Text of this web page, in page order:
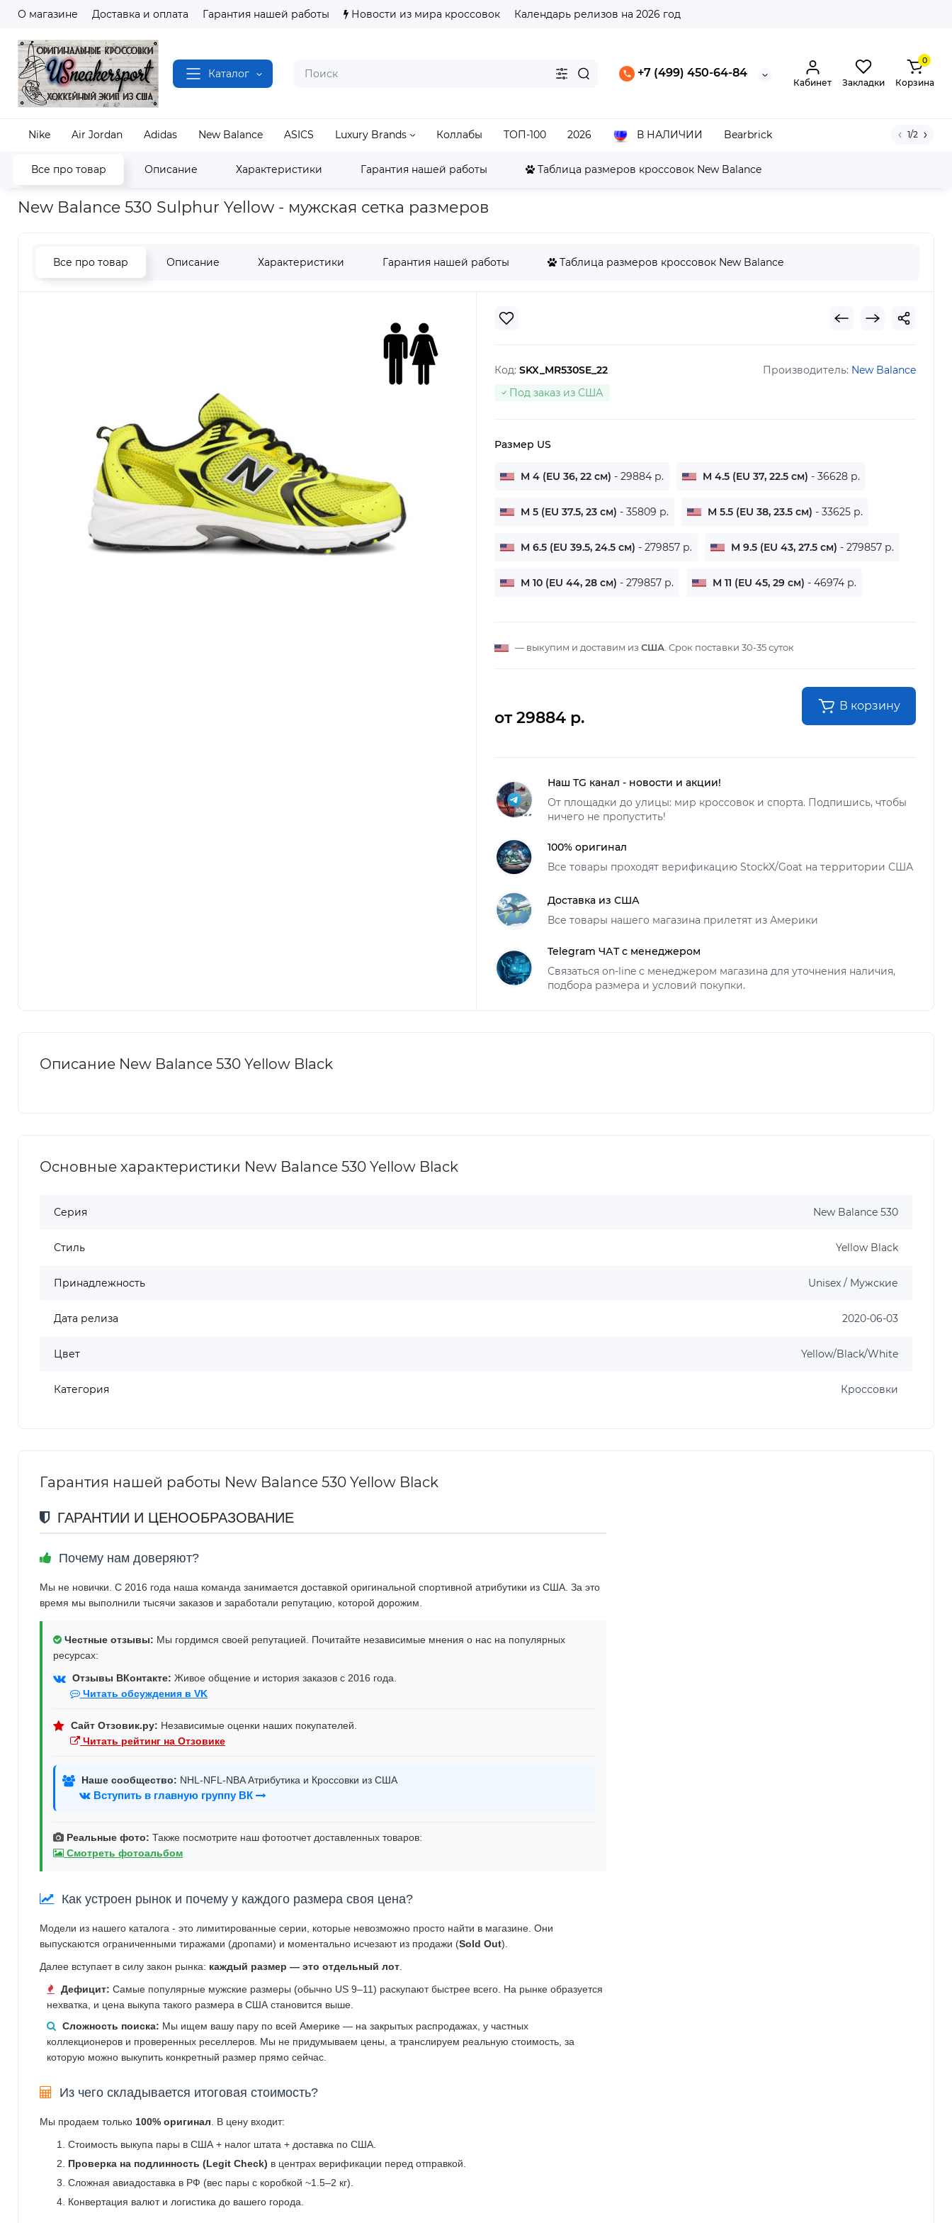
О магазине Доставка и оплата Гарантия нашей работы Новости из мира кроссовок Календарь релизов на 2026 год
Каталог +7 (499) 450-64-84
Кабинет Закладки
0
Корзина
Nike Air Jordan Adidas New Balance ASICS Luxury Brands Коллабы ТОП-100 2026 В НАЛИЧИИ Bearbrick 1/2
Все про товар Описание Характеристики Гарантия нашей работы Таблица размеров кроссовок New Balance
Наш магазин Полный каталог кроссовок New Balance New Balance 530 New Balance 530 Yellow Black
New Balance 530 Sulphur Yellow - мужская сетка размеров
Все про товар Описание Характеристики Гарантия нашей работы Таблица размеров кроссовок New Balance
Код: SKX_MR530SE_22 Производитель: New Balance
Под заказ из США
Размер US
M 4 (EU 36, 22 см) - 29884 р. M 4.5 (EU 37, 22.5 см) - 36628 р.
M 5 (EU 37.5, 23 см) - 35809 р. M 5.5 (EU 38, 23.5 см) - 33625 р.
M 6.5 (EU 39.5, 24.5 см) - 279857 р. M 9.5 (EU 43, 27.5 см) - 279857 р.
M 10 (EU 44, 28 см) - 279857 р. M 11 (EU 45, 29 см) - 46974 р.
— выкупим и доставим из США . Срок поставки 30-35 суток
от 29884 р.
В корзину
Наш TG канал - новости и акции!
От площадки до улицы: мир кроссовок и спорта. Подпишись, чтобы
ничего не пропустить!
100% оригинал
Все товары проходят верификацию StockX/Goat на территории США
Доставка из США
Все товары нашего магазина прилетят из Америки
Telegram ЧАТ с менеджером
Связаться on-line с менеджером магазина для уточнения наличия,
подбора размера и условий покупки.
Описание New Balance 530 Yellow Black
Основные характеристики New Balance 530 Yellow Black
Серия New Balance 530
Стиль Yellow Black
Принадлежность Unisex / Мужские
Дата релиза 2020-06-03
Цвет Yellow/Black/White
Категория Кроссовки
Гарантия нашей работы New Balance 530 Yellow Black
ГАРАНТИИ И ЦЕНООБРАЗОВАНИЕ
Почему нам доверяют?
Мы не новички. С 2016 года наша команда занимается доставкой оригинальной спортивной атрибутики из США. За это
время мы выполнили тысячи заказов и заработали репутацию, которой дорожим.
Честные отзывы: Мы гордимся своей репутацией. Почитайте независимые мнения о нас на популярных
ресурсах:
Отзывы ВКонтакте: Живое общение и история заказов с 2016 года.
Читать обсуждения в VK
Сайт Отзовик.ру: Независимые оценки наших покупателей.
Читать рейтинг на Отзовике
Наше сообщество: NHL-NFL-NBA Атрибутика и Кроссовки из США
Вступить в главную группу ВК
Реальные фото: Также посмотрите наш фотоотчет доставленных товаров:
Смотреть фотоальбом
Как устроен рынок и почему у каждого размера своя цена?
Модели из нашего каталога - это лимитированные серии, которые невозможно просто найти в магазине. Они
выпускаются ограниченными тиражами (дропами) и моментально исчезают из продажи (Sold Out).
Далее вступает в силу закон рынка: каждый размер — это отдельный лот
Дефицит: Самые популярные мужские размеры (обычно US 9–11) раскупают быстрее всего. На рынке образуется
нехватка, и цена выкупа такого размера в США становится выше.
Сложность поиска: Мы ищем вашу пару по всей Америке — на закрытых распродажах, у частных
коллекционеров и проверенных реселлеров. Мы не придумываем цены, а транслируем реальную стоимость, за
которую можно выкупить конкретный размер прямо сейчас.
Из чего складывается итоговая стоимость?
Мы продаем только 100% оригинал . В цену входит:
Стоимость выкупа пары в США + налог штата + доставка по США.
Проверка на подлинность (Legit Check) в центрах верификации перед отправкой.
Сложная авиадоставка в РФ (вес пары с коробкой ~1.5–2 кг).
Конвертация валют и логистика до вашего города.